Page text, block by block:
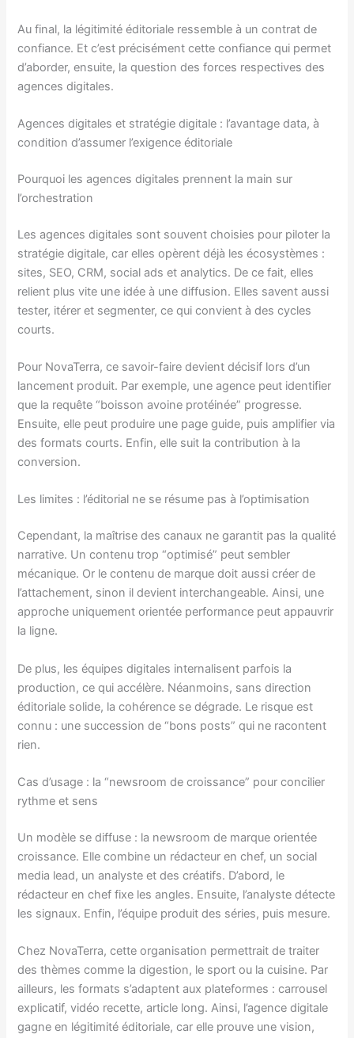
Au final, la légitimité éditoriale ressemble à un contrat de
confiance. Et c’est précisément cette confiance qui permet
d’aborder, ensuite, la question des forces respectives des
agences digitales.
Agences digitales et stratégie digitale : l’avantage data, à
condition d’assumer l’exigence éditoriale
Pourquoi les agences digitales prennent la main sur
l’orchestration
Les agences digitales sont souvent choisies pour piloter la
stratégie digitale, car elles opèrent déjà les écosystèmes :
sites, SEO, CRM, social ads et analytics. De ce fait, elles
relient plus vite une idée à une diffusion. Elles savent aussi
tester, itérer et segmenter, ce qui convient à des cycles
courts.
Pour NovaTerra, ce savoir-faire devient décisif lors d’un
lancement produit. Par exemple, une agence peut identifier
que la requête “boisson avoine protéinée” progresse.
Ensuite, elle peut produire une page guide, puis amplifier via
des formats courts. Enfin, elle suit la contribution à la
conversion.
Les limites : l’éditorial ne se résume pas à l’optimisation
Cependant, la maîtrise des canaux ne garantit pas la qualité
narrative. Un contenu trop “optimisé” peut sembler
mécanique. Or le contenu de marque doit aussi créer de
l’attachement, sinon il devient interchangeable. Ainsi, une
approche uniquement orientée performance peut appauvrir
la ligne.
De plus, les équipes digitales internalisent parfois la
production, ce qui accélère. Néanmoins, sans direction
éditoriale solide, la cohérence se dégrade. Le risque est
connu : une succession de “bons posts” qui ne racontent
rien.
Cas d’usage : la “newsroom de croissance” pour concilier
rythme et sens
Un modèle se diffuse : la newsroom de marque orientée
croissance. Elle combine un rédacteur en chef, un social
media lead, un analyste et des créatifs. D’abord, le
rédacteur en chef fixe les angles. Ensuite, l’analyste détecte
les signaux. Enfin, l’équipe produit des séries, puis mesure.
Chez NovaTerra, cette organisation permettrait de traiter
des thèmes comme la digestion, le sport ou la cuisine. Par
ailleurs, les formats s’adaptent aux plateformes : carrousel
explicatif, vidéo recette, article long. Ainsi, l’agence digitale
gagne en légitimité éditoriale, car elle prouve une vision,